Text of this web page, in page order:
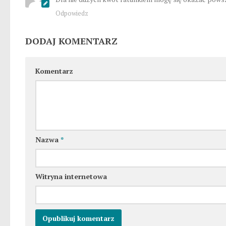
Odpowiedz
DODAJ KOMENTARZ
Komentarz
Nazwa *
Witryna internetowa